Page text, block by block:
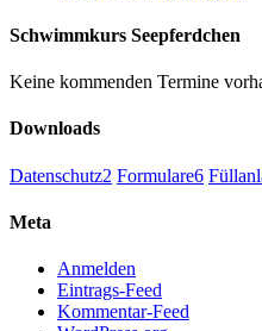
Schwimmkurs Seepferdchen
Keine kommenden Termine
Downloads
Datenschutz2 Formulare6
Meta
Anmelden
Eintrags-Feed
Kommentar-Feed